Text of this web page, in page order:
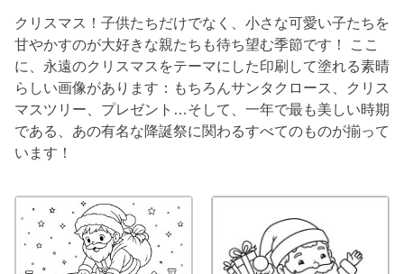
クリスマス！子供たちだけでなく、小さな可愛い子たちを
甘やかすのが大好きな親たちも待ち望む季節です！ ここ
に、永遠のクリスマスをテーマにした印刷して塗れる素晴
らしい画像があります：もちろんサンタクロース、クリス
マスツリー、プレゼント…そして、一年で最も美しい時期
である、あの有名な降誕祭に関わるすべてのものが揃って
います！